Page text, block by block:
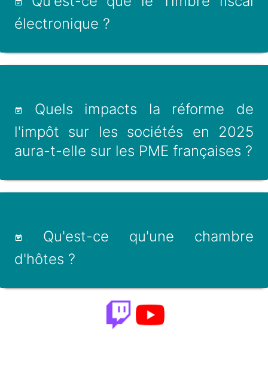
électronique ?
Quels impacts la réforme de
l'impôt sur les sociétés en 2025
aura-t-elle sur les PME françaises ?
Qu'est-ce qu'une chambre
d'hôtes ?